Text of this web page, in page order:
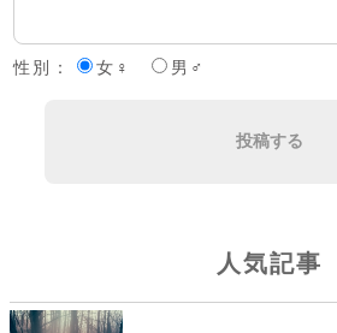
性別：
女♀ 男♂
投稿する
人気記事